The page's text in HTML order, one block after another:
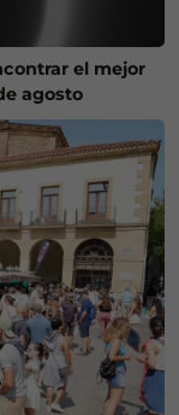
el mejor
agosto